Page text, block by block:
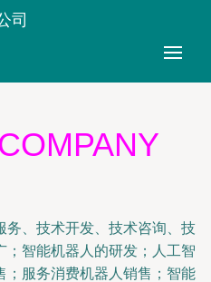
司
务、技术开发、技术咨询、技
智能机器人的研发；人工智
；服务消费机器人销售；智能